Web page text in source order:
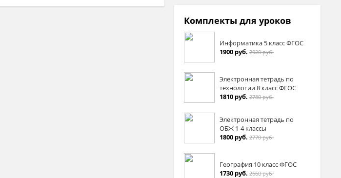
Комплекты для уроков
Информатика 5 класс ФГОС
1900 руб. 2920 руб.
Электронная тетрадь по
технологии 8 класс ФГОС
1810 руб. 2780 руб.
Электронная тетрадь по
ОБЖ 1-4 классы
1800 руб. 2770 руб.
География 10 класс ФГОС
1730 руб. 2660 руб.